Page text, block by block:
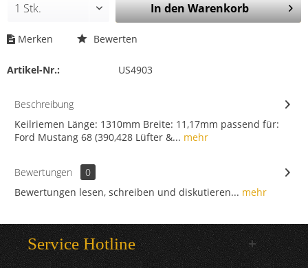
In denWarenkorb
Merken Bewerten
Artikel-Nr.: US4903
Beschreibung
Keilriemen Länge: 1310mm Breite: 11,17mm passend für:
Ford Mustang 68 (390,428 Lüfter &... mehr
Bewertungen
0
Bewertungen lesen, schreiben und diskutieren... mehr
Service Hotline